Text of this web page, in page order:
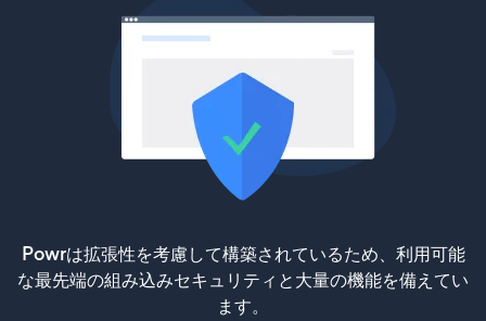
Powrは拡張性を考慮して構築されているため、利用可能
な最先端の組み込みセキュリティと大量の機能を備えてい
ます。